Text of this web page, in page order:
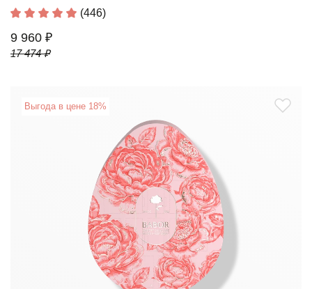
(446)
9 960 ₽
17 474 ₽
Выгода в цене 18%